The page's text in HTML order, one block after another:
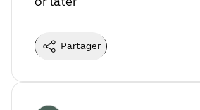
Partager